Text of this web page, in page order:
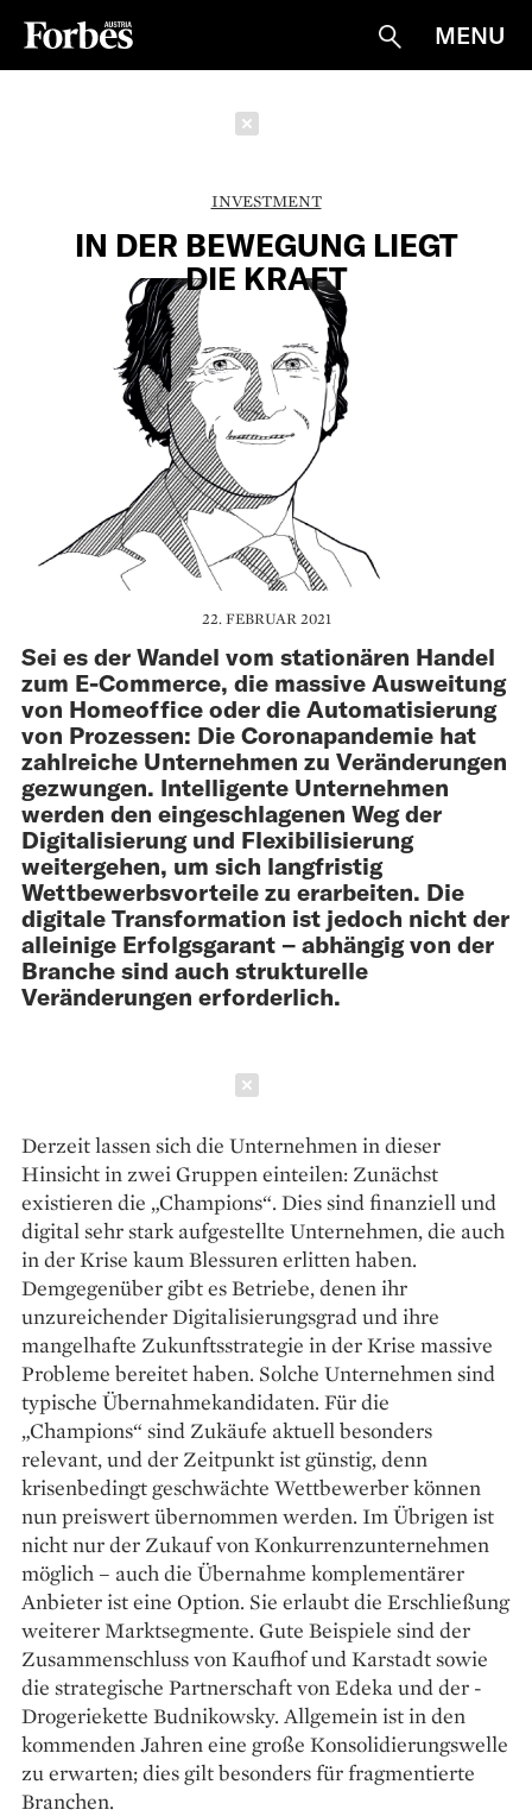
Suche
MENU
INVESTMENT
IN DER BEWEGUNG LIEGT
DIE KRAFT
22. FEBRUAR 2021
Sei es der Wandel vom stationären Handel
zum E-Commerce, die massive Ausweitung
von Home­office oder die Automatisierung
von Prozessen: Die Coronapandemie hat
zahl­reiche Unternehmen zu Veränderungen
­gezwungen. Intelligente Unternehmen
werden den eingeschlagenen Weg der
Digitalisierung und ­Flexibilisierung
weitergehen, um sich langfristig
Wettbewerbsvorteile zu erarbeiten. Die
digitale Transformation ist jedoch nicht der
alleinige Erfolgsgarant – abhängig von der
Branche sind auch strukturelle
Veränderungen erforderlich.
Derzeit lassen sich die Unternehmen in dieser
Hinsicht in zwei Gruppen einteilen: Zunächst
existieren die „Champions“. Dies sind ­finanziell und
digital sehr stark aufgestellte Unternehmen, die auch
in der Krise kaum Blessuren erlitten haben.
Demgegenüber gibt es Betriebe, denen ihr
unzureichender Digitalisierungsgrad und ihre
mangelhafte Zukunftsstrategie in der Krise massive
Probleme bereitet haben. Solche Unternehmen sind
typische Übernahme­kandidaten. Für die
„Champions“ sind ­Zukäufe aktuell besonders
relevant, und der Zeitpunkt ist günstig, denn
krisenbedingt ­geschwächte Wettbewerber können
nun preiswert übernommen werden. Im Übrigen ist
nicht nur der Zukauf von Konkurrenzunternehmen
möglich – auch die Übernahme komplementärer
Anbieter ist eine Option. Sie erlaubt die Erschließung
weiterer Marktsegmente. Gute Beispiele sind der
Zusammenschluss von Kaufhof und Karstadt sowie
die strategische Partnerschaft von Edeka und der ­
Drogeriekette Budnikowsky. Allgemein ist in den
kommenden Jahren eine große Konsolidierungswelle
zu erwarten; dies gilt besonders für frag­mentierte
Branchen.